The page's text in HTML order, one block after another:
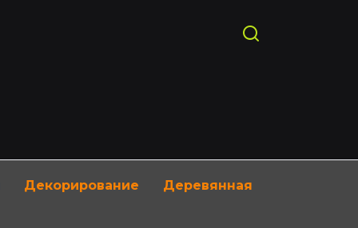
Декорирование Деревянная